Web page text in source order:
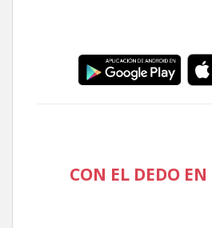
CON EL DEDO